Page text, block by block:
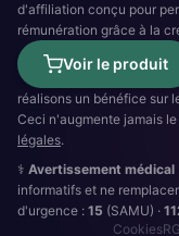
d'affiliation conçu pour
rémunération grâce à la
Voir le produit
réalisons un bénéfice sur
Ceci n'augmente jamais
légales.
⚕️ Avertissement médical
informatifs et ne
d'urgence : 15 (SAMU) ·
Cookies